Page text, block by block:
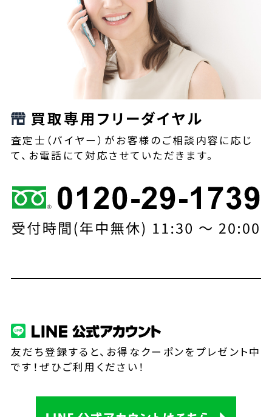
買取専用フリーダイヤル
査定士（バイヤー）がお客様のご相談内容に応じ
て、お電話にて対応させていただきます。
友だち登録すると、お得なクーポンをプレゼント中
です！ぜひご利用ください！